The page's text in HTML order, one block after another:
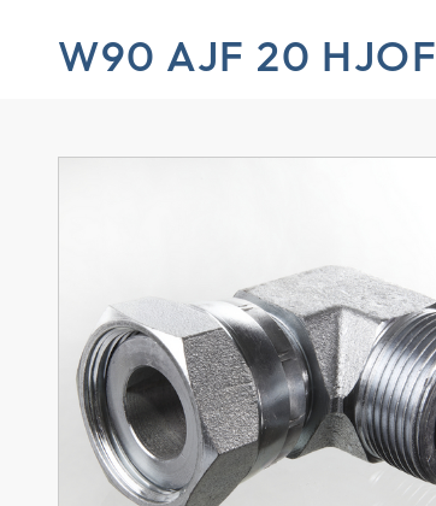
W90 AJF 20 HJOF
Model 3D